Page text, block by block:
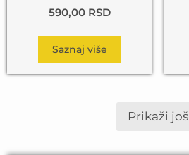
590,00 RSD
Saznaj više
Prikaži još